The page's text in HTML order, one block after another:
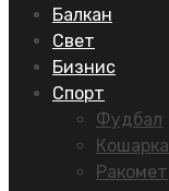
Балкан
Свет
Бизнис
Спорт
Фудбал
Кошарка
Ракомет